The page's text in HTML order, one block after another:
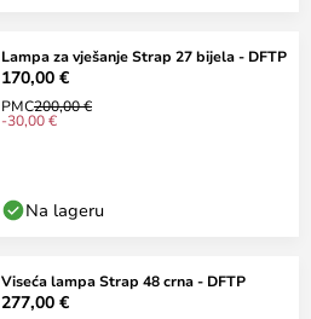
Lampa za vješanje Strap 27 bijela - DFTP
170,00 €
PMC200,00 €
-30,00 €
Na lageru
Viseća lampa Strap 48 crna - DFTP
277,00 €